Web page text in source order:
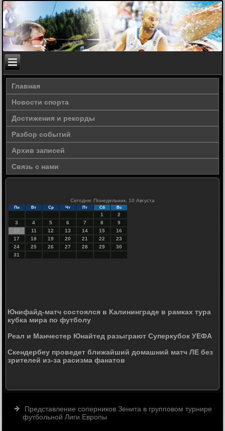
Главная
Новости спорта
Достижения и рекорды
Разбор событий
Архив записей
Связь с нами
Сегодня: Понедельник, 10 Августа
Пн Вт Ср Чт Пт Сб Вс
1
2
3
4 5 6 7 8
9
10
11 12 13 14 15
16
17
18 19 20 21 22
23
24
25 26 27 28 29
30
31
Юнифайд-матч состоялся в Калининграде в рамках тура
кубка мира по футболу
Реал и Манчестер Юнайтед разыграют Суперкубок УЕФА
Скендербеу проведет ближайший домашний матч ЛЕ без
зрителей из-за расизма фанатов
Представление соперников Зенита в групповом турнире
футбольной Лиги Европы